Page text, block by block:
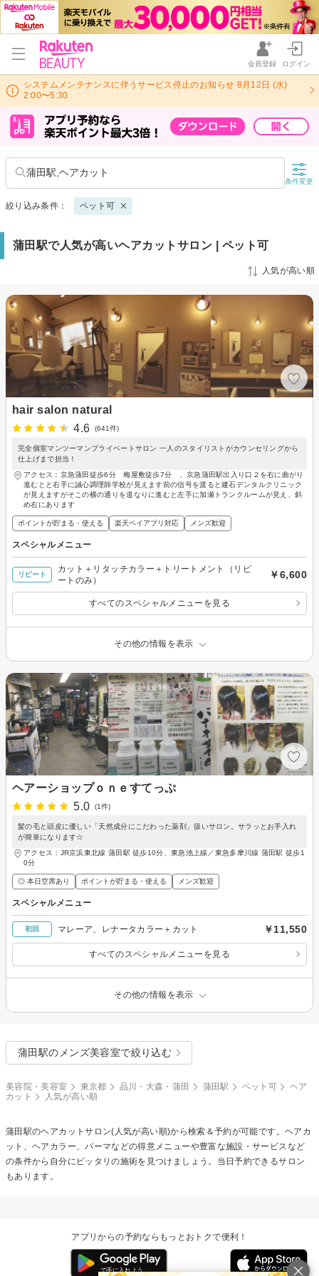
会員登録 ログイン
システムメンテナンスに伴うサービス停止のお知らせ 8月12日 (水)
2:00〜5:30
蒲田駅,ヘアカット
条件変更
絞り込み条件： ペット可
蒲田駅で人気が高いヘアカットサロン | ペット可
人気が高い順
hair salon natural
4.6
(641件)
完全個室マンツーマンプライベートサロン 一人のスタイリストがカウンセリングから
仕上げまで担当！
アクセス：京急蒲田徒歩6分 梅屋敷徒歩7分 、京急蒲田駅出入り口２を右に曲がり
進むとと右手に誠心調理師学校が見えます前の信号を渡ると建石デンタルクリニック
が見えますがそこの横の通りを道なりに進むと左手に加瀬トランクルームが見え、斜
め右にあります
ポイントが貯まる・使える 楽天ペイアプリ対応 メンズ歓迎
スペシャルメニュー
リピート
カット＋リタッチカラー＋トリートメント（リピ
ートのみ）
￥6,600
すべてのスペシャルメニューを見る
その他の情報を表示
ヘアーショップｏｎｅすてっぷ
5.0
(1件)
髪の毛と頭皮に優しい「天然成分にこだわった薬剤」扱いサロン。サラッとお手入れ
が簡単になります☆
アクセス：JR京浜東北線 蒲田駅 徒歩10分、東急池上線／東急多摩川線 蒲田駅 徒歩1
0分
◎ 本日空席あり ポイントが貯まる・使える メンズ歓迎
スペシャルメニュー
初回 マレーア、レナータカラー＋カット ￥11,550
すべてのスペシャルメニューを見る
その他の情報を表示
蒲田駅のメンズ美容室で絞り込む
美容院・美容室 東京都 品川・大森・蒲田 蒲田駅 ペット可
ヘア
カット
人気が高い順
蒲田駅のヘアカットサロン(人気が高い順)から検索＆予約が可能です。ヘアカ
ット、ヘアカラー、パーマなどの得意メニューや豊富な施設・サービスなど
の条件から自分にピッタリの施術を見つけましょう。当日予約できるサロン
もあります。
アプリからの予約ならもっとおトクで便利！